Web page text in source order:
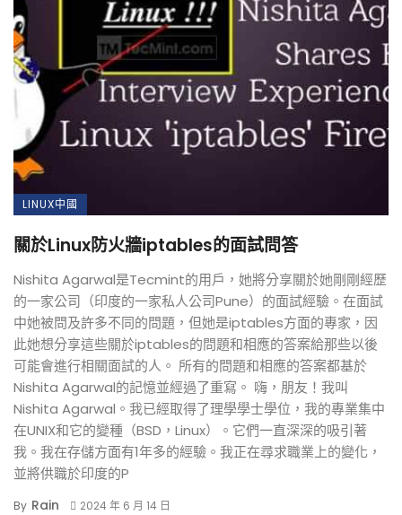
LINUX中國
關於Linux防火牆iptables的面試問答
Nishita Agarwal是Tecmint的用戶，她將分享關於她剛剛經歷
的一家公司（印度的一家私人公司Pune）的面試經驗。在面試
中她被問及許多不同的問題，但她是iptables方面的專家，因
此她想分享這些關於iptables的問題和相應的答案給那些以後
可能會進行相關面試的人。 所有的問題和相應的答案都基於
Nishita Agarwal的記憶並經過了重寫。 嗨，朋友！我叫
Nishita Agarwal。我已經取得了理學學士學位，我的專業集中
在UNIX和它的變種（BSD，Linux）。它們一直深深的吸引著
我。我在存儲方面有1年多的經驗。我正在尋求職業上的變化，
並將供職於印度的P
By Rain 2024 年 6 月 14 日